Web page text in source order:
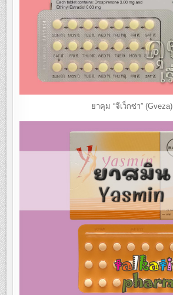
ยาคุม “จีเว็กซ่า” (Gveza)